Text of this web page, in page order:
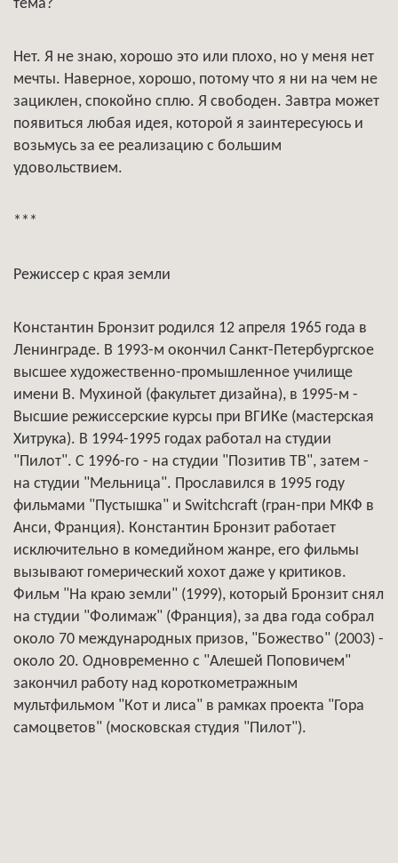
тема?
Нет. Я не знаю, хорошо это или плохо, но у меня нет
мечты. Наверное, хорошо, потому что я ни на чем не
зациклен, спокойно сплю. Я свободен. Завтра может
появиться любая идея, которой я заинтересуюсь и
возьмусь за ее реализацию с большим
удовольствием.
***
Режиссер с края земли
Константин Бронзит родился 12 апреля 1965 года в
Ленинграде. В 1993-м окончил Санкт-Петербургское
высшее художественно-промышленное училище
имени В. Мухиной (факультет дизайна), в 1995-м -
Высшие режиссерские курсы при ВГИКе (мастерская
Хитрука). В 1994-1995 годах работал на студии
"Пилот". С 1996-го - на студии "Позитив ТВ", затем -
на студии "Мельница". Прославился в 1995 году
фильмами "Пустышка" и Switchcraft (гран-при МКФ в
Анси, Франция). Константин Бронзит работает
исключительно в комедийном жанре, его фильмы
вызывают гомерический хохот даже у критиков.
Фильм "На краю земли" (1999), который Бронзит снял
на студии "Фолимаж" (Франция), за два года собрал
около 70 международных призов, "Божество" (2003) -
около 20. Одновременно с "Алешей Поповичем"
закончил работу над короткометражным
мультфильмом "Кот и лиса" в рамках проекта "Гора
самоцветов" (московская студия "Пилот").